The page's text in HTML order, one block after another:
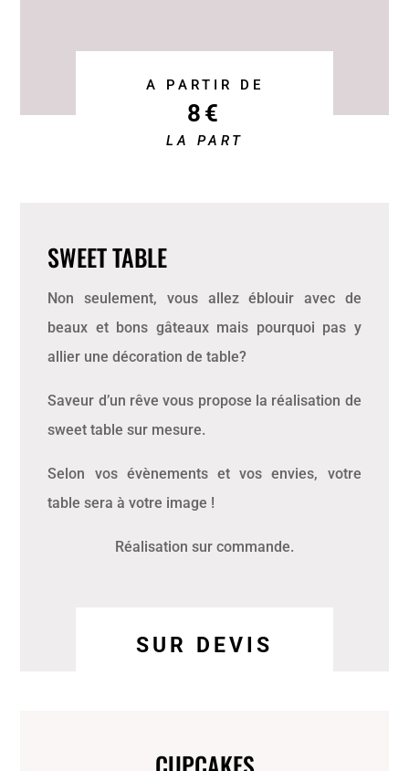
A PARTIR DE
8€
LA PART
SWEET TABLE
Non seulement, vous allez éblouir avec de
beaux et bons gâteaux mais pourquoi pas y
allier une décoration de table?
Saveur d’un rêve vous propose la réalisation de
sweet table sur mesure.
Selon vos évènements et vos envies, votre
table sera à votre image !
Réalisation sur commande.
SUR DEVIS